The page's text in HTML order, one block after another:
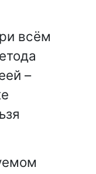
всём
–